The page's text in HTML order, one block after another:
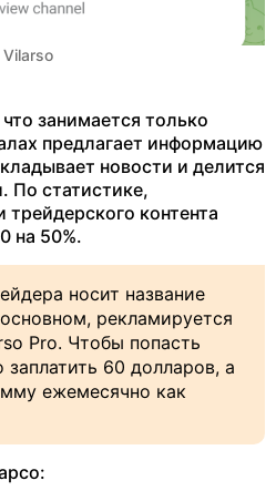
Vilarso
занимается только
предлагает информацию
новости и делится
По статистике,
контента
на 50%.
носит название
рекламируется
Pro. Чтобы попасть
60 долларов, а
ежемесячно как